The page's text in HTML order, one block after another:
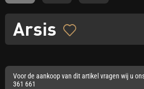
Arsis
Voor de aankoop van dit artikel vragen wij u
361 661